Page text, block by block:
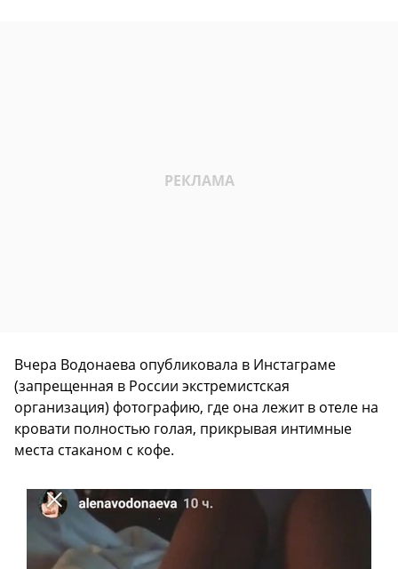
Вчера Водонаева опубликовала в Инстаграме
(запрещенная в России экстремистская
организация) фотографию, где она лежит в отеле на
кровати полностью голая, прикрывая интимные
места стаканом с кофе.